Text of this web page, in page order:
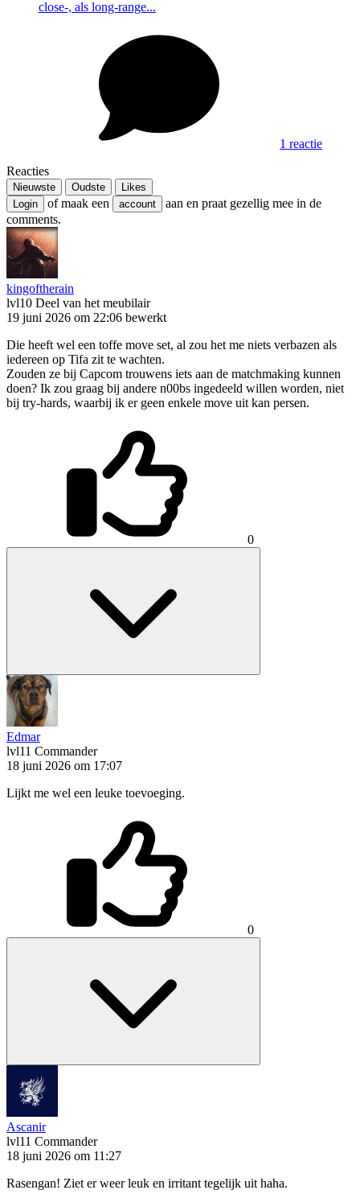
close-, als long-range...
1 reactie
Reacties
Nieuwste Oudste
Likes
Login
of maak een account
aan en praat gezellig mee in de
comments.
kingoftherain
lvl10 Deel van het meubilair
19 juni 2026 om 22:06 bewerkt
Die heeft wel een toffe move set, al zou het me niets verbazen als
iedereen op Tifa zit te wachten.
Zouden ze bij Capcom trouwens iets aan de matchmaking kunnen
doen? Ik zou graag bij andere n00bs ingedeeld willen worden, niet
bij try-hards, waarbij ik er geen enkele move uit kan persen.
0
Edmar
lvl11 Commander
18 juni 2026 om 17:07
Lijkt me wel een leuke toevoeging.
0
Ascanir
lvl11 Commander
18 juni 2026 om 11:27
Rasengan! Ziet er weer leuk en irritant tegelijk uit haha.